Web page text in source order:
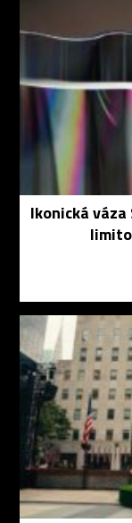
Ikonická